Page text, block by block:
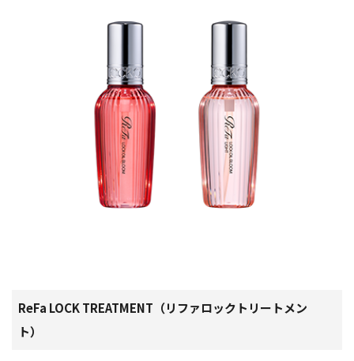
ReFa LOCK TREATMENT（リファロックトリートメン
ト）